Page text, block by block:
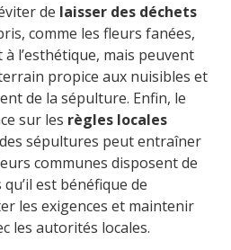
de laisser des déchets
comme les fleurs fanées,
l’esthétique, mais peuvent
propice aux nuisibles et
de la sépulture. Enfin, le
sur les règles locales
sépultures peut entraîner
communes disposent de
est bénéfique de
les exigences et maintenir
les autorités locales.